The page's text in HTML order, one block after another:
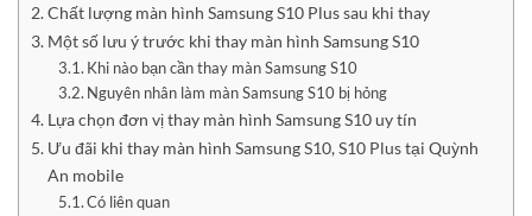
Chất lượng màn hình Samsung S10 Plus sau khi thay
Một số lưu ý trước khi thay màn hình Samsung S10
Khi nào bạn cần thay màn Samsung S10
Nguyên nhân làm màn Samsung S10 bị hỏng
Lựa chọn đơn vị thay màn hình Samsung S10 uy tín
Ưu đãi khi thay màn hình Samsung S10, S10 Plus tại Quỳnh
An mobile
Có liên quan